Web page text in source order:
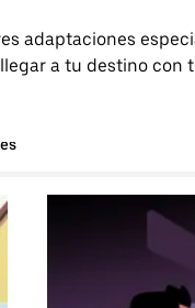
adaptaciones
a tu destino con